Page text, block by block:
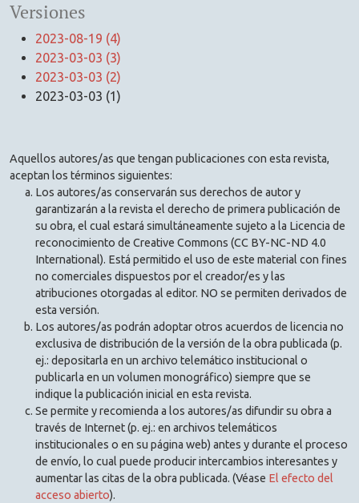
Versiones
2023-08-19 (4)
2023-03-03 (3)
2023-03-03 (2)
2023-03-03 (1)
Aquellos autores/as que tengan publicaciones con esta revista,
aceptan los términos siguientes:
Los autores/as conservarán sus derechos de autor y
garantizarán a la revista el derecho de primera publicación de
su obra, el cual estará simultáneamente sujeto a la Licencia de
reconocimiento de Creative Commons (CC BY-NC-ND 4.0
International). Está permitido el uso de este material con fines
no comerciales dispuestos por el creador/es y las
atribuciones otorgadas al editor. NO se permiten derivados de
esta versión.
Los autores/as podrán adoptar otros acuerdos de licencia no
exclusiva de distribución de la versión de la obra publicada (p.
ej.: depositarla en un archivo telemático institucional o
publicarla en un volumen monográfico) siempre que se
indique la publicación inicial en esta revista.
Se permite y recomienda a los autores/as difundir su obra a
través de Internet (p. ej.: en archivos telemáticos
institucionales o en su página web) antes y durante el proceso
de envío, lo cual puede producir intercambios interesantes y
aumentar las citas de la obra publicada. (Véase El efecto del
acceso abierto).